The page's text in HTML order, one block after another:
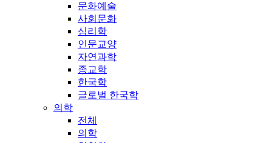
문화예술
사회문화
심리학
인문교양
자연과학
종교학
한국학
글로벌 한국학
의학
전체
의학